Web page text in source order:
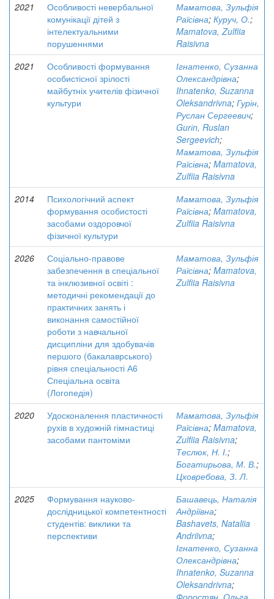
2021
Особливості невербальної
комунікації дітей з
інтелектуальними
порушеннями
Маматова, Зульфія
Раїсівна; Куруч, О.;
Mamatova, Zulfiia
Raisivna
2021
Особливості формування
особистісної зрілості
майбутніх учителів фізичної
культури
Ігнатенко, Сузанна
Олександрівна;
Ihnatenko, Suzanna
Oleksandrivna; Гурін,
Руслан Сергеевич;
Gurіn, Ruslan
Sergeevich;
Маматова, Зульфія
Раїсівна; Mamatova,
Zulfiia Raisivna
2014
Психологічний аспект
формування особистості
засобами оздоровчої
фізичної культури
Маматова, Зульфія
Раїсівна; Mamatova,
Zulfiia Raisivna
2026
Соціально-правове
забезпечення в спеціальної
та інклюзивної освіті :
методичні рекомендації до
практичних занять і
виконання самостійної
роботи з навчальної
дисципліни для здобувачів
першого (бакалаврського)
рівня спеціальності А6
Спеціальна освіта
(Логопедія)
Маматова, Зульфія
Раїсівна; Mamatova,
Zulfiia Raisivna
2020
Удосконалення пластичності
рухів в художній гімнастиці
засобами пантоміми
Маматова, Зульфія
Раїсівна; Mamatova,
Zulfiia Raisivna;
Теслюк, Н. І.;
Богатирьова, М. В.;
Цховребова, З. Л.
2025
Формування науково-
дослідницької компетентності
студентів: виклики та
перспективи
Башавець, Наталія
Андріївна;
Bashavets, Nataliia
Andriivna;
Ігнатенко, Сузанна
Олександрівна;
Ihnatenko, Suzanna
Oleksandrivna;
Форостян, Ольга